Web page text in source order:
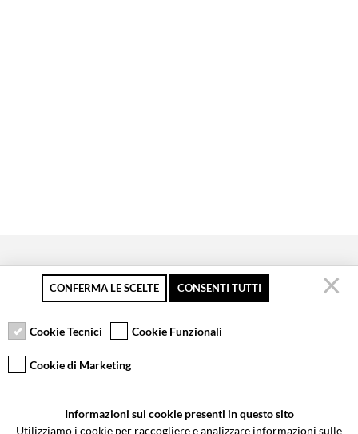
Secure payment
Free returns up to 30
Customer service
Via Galileo Galilei 5 | Verano Brianza (MB) 20843 | ITALY
CONFERMA LE SCELTE CONSENTI TUTTI
Cookie Tecnici Cookie Funzionali
Cookie di Marketing
Informazioni sui cookie presenti in questo sito
Utilizziamo i cookie per raccogliere e analizzare informazioni sulle